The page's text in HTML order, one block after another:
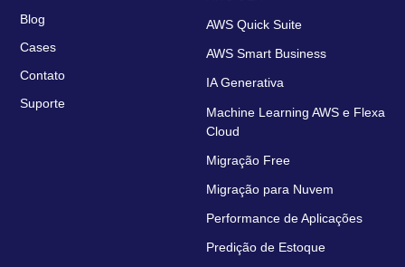
Blog
Cases
Contato
Suporte
AWS Quick Suite
AWS Smart Business
IA Generativa
Machine Learning AWS e Flexa
Cloud
Migração Free
Migração para Nuvem
Performance de Aplicações
Predição de Estoque